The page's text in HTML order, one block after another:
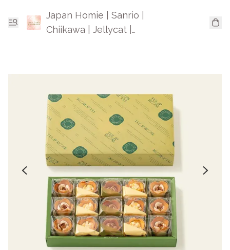
Japan Homie | Sanrio |
Chiikawa | Jellycat |